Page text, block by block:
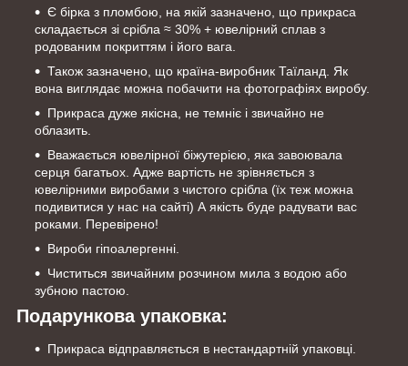
Є бірка з пломбою, на якій зазначено, що прикраса
складається зі срібла ≈ 30% + ювелірний сплав з
родованим покриттям і його вага.
Також зазначено, що країна-виробник Таїланд. Як
вона виглядає можна побачити на фотографіях виробу.
Прикраса дуже якісна, не темніє і звичайно не
облазить.
Вважається ювелірної біжутерією, яка завоювала
серця багатьох. Адже вартість не зрівняється з
ювелірними виробами з чистого срібла (їх теж можна
подивитися у нас на сайті) А якість буде радувати вас
роками. Перевірено!
Вироби гіпоалергенні.
Чиститься звичайним розчином мила з водою або
зубною пастою.
Подарункова упаковка:
Прикраса відправляється в нестандартній упаковці.